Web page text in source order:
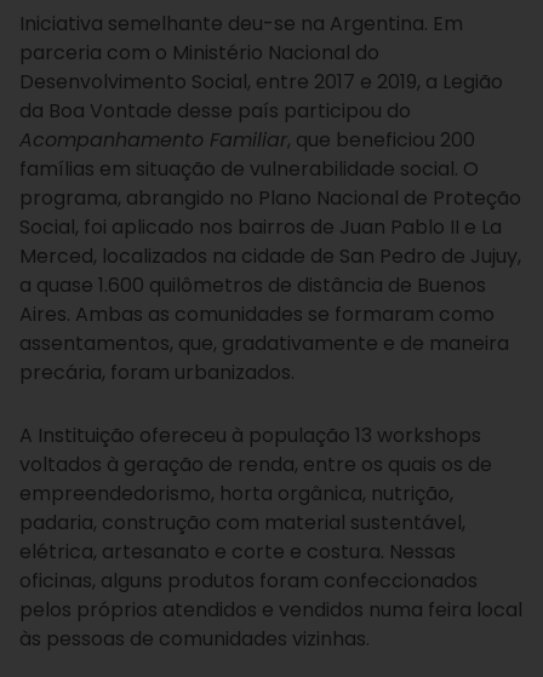
Iniciativa semelhante deu-se na Argentina. Em
parceria com o Ministério Nacional do
Desenvolvimento Social, entre 2017 e 2019, a Legião
da Boa Vontade desse país participou do
Acompanhamento Familiar, que beneficiou 200
famílias em situação de vulnerabilidade social. O
programa, abrangido no Plano Nacional de Proteção
Social, foi aplicado nos bairros de Juan Pablo II e La
Merced, localizados na cidade de San Pedro de Jujuy,
a quase 1.600 quilômetros de distância de Buenos
Aires. Ambas as comunidades se formaram como
assentamentos, que, gradativamente e de maneira
precária, foram urbanizados.
A Instituição ofereceu à população 13 workshops
voltados à geração de renda, entre os quais os de
empreendedorismo, horta orgânica, nutrição,
padaria, construção com material sustentável,
elétrica, artesanato e corte e costura. Nessas
oficinas, alguns produtos foram confeccionados
pelos próprios atendidos e vendidos numa feira local
às pessoas de comunidades vizinhas.